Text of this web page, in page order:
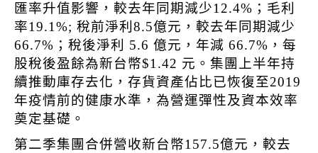
匯率升值影響，較去年同期減少12.4%；毛利
率19.1%; 稅前淨利8.5億元，較去年同期減少
66.7%；稅後淨利 5.6 億元，年減 66.7%，每
股稅後盈餘為新台幣$1.42 元。集團上半年持
續推動庫存去化，存貨資產佔比已恢復至2019
年疫情前的健康水準，為營運彈性及資本效率
奠定基礎。
第二季集團合併營收新台幣157.5億元，較去